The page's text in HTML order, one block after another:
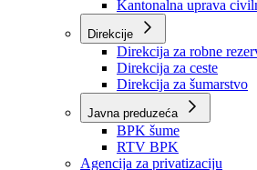
Kantonalna uprava za
Kantonalna uprava
Direkcije
Direkcija za robne
Direkcija za ceste
Direkcija za šumarstvo
Javna preduzeća